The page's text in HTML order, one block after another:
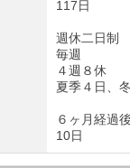
117日
週休二日制
毎週
４週８休
夏季４日、
６ヶ月経過
10日